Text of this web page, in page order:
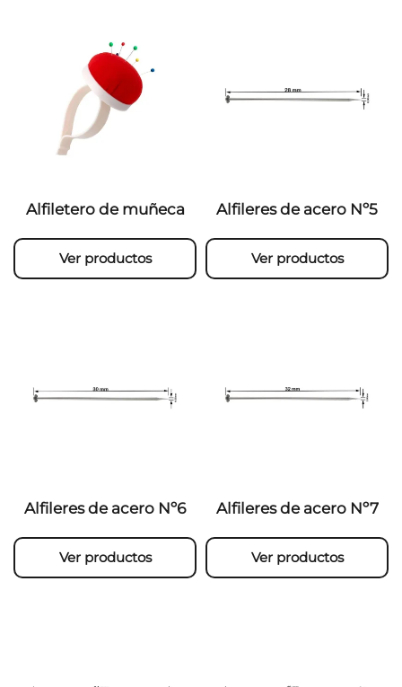
Alfiletero de muñeca
Ver productos
Alfileres de acero Nº5
Ver productos
Alfileres de acero Nº6
Ver productos
Alfileres de acero Nº7
Ver productos